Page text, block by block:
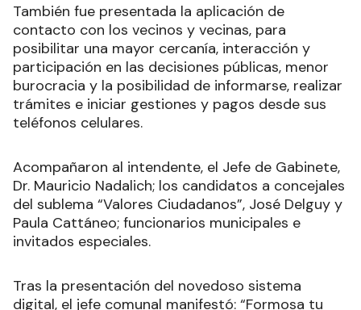
También fue presentada la aplicación de
contacto con los vecinos y vecinas, para
posibilitar una mayor cercanía, interacción y
participación en las decisiones públicas, menor
burocracia y la posibilidad de informarse, realizar
trámites e iniciar gestiones y pagos desde sus
teléfonos celulares.
Acompañaron al intendente, el Jefe de Gabinete,
Dr. Mauricio Nadalich; los candidatos a concejales
del sublema “Valores Ciudadanos”, José Delguy y
Paula Cattáneo; funcionarios municipales e
invitados especiales.
Tras la presentación del novedoso sistema
digital, el jefe comunal manifestó: “Formosa tu